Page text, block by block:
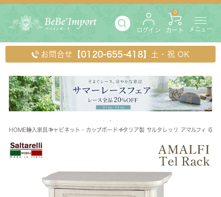
ログイン カート
0
メニュー
お問合せ 【0120-655-418】 土・祝 OK
HOME輸入家具 キャビネット・カップボードイタリア製 サルタレッリ アマルフィ 収